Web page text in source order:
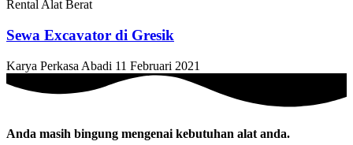
Rental Alat Berat
Sewa Excavator di Gresik
Karya Perkasa Abadi 11 Februari 2021
Anda masih bingung mengenai kebutuhan alat anda.